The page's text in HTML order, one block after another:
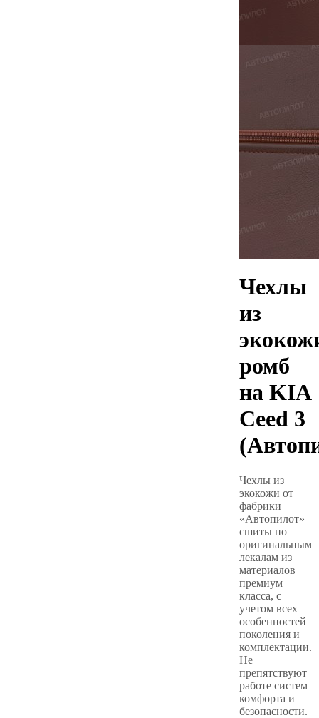
Чехлы
из
ромб
на KIA
Ceed 3
Чехлы из
экокожи от
фабрики
«Автопилот»
сшиты по
оригинальным
лекалам из
материалов
премиум
класса, с
учетом всех
особенностей
поколения и
комплектации.
Не
препятствуют
работе систем
комфорта и
безопасности.